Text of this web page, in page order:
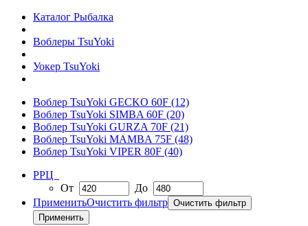
Каталог Рыбалка
Воблеры TsuYoki
Уокер TsuYoki
Воблер TsuYoki GECKO 60F (12)
Воблер TsuYoki SIMBA 60F (20)
Воблер TsuYoki GURZA 70F (21)
Воблер TsuYoki MAMBA 75F (48)
Воблер TsuYoki VIPER 80F (40)
РРЦ
От
До
ПрименитьОчистить фильтр